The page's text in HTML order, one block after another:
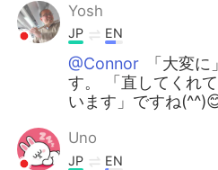
Yosh
JP EN
@Connor
「大変
す。 「直してくれ
います」ですね
Uno
JP EN